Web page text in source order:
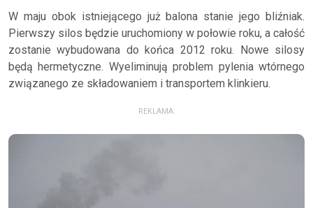
W maju obok istniejącego już balona stanie jego bliźniak.
Pierwszy silos będzie uruchomiony w połowie roku, a całość
zostanie wybudowana do końca 2012 roku. Nowe silosy
będą hermetyczne. Wyeliminują problem pylenia wtórnego
związanego ze składowaniem i transportem klinkieru.
REKLAMA: